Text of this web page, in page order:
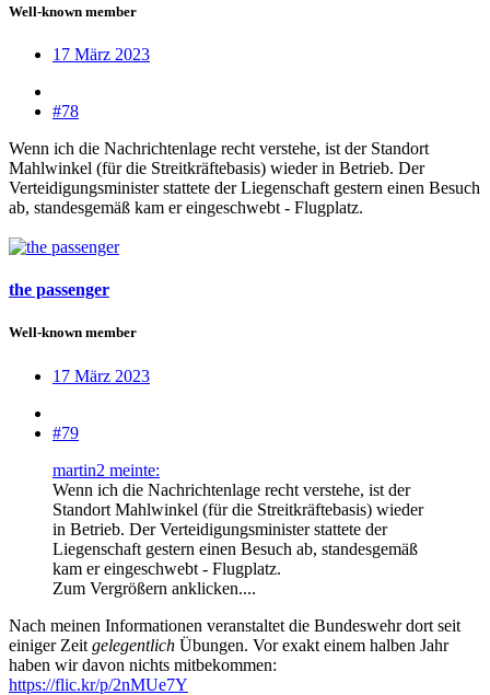
Well-known member
17 März 2023
#78
Wenn ich die Nachrichtenlage recht verstehe, ist der Standort
Mahlwinkel (für die Streitkräftebasis) wieder in Betrieb. Der
Verteidigungsminister stattete der Liegenschaft gestern einen Besuch
ab, standesgemäß kam er eingeschwebt - Flugplatz.
the passenger
Well-known member
17 März 2023
#79
martin2 meinte:
Wenn ich die Nachrichtenlage recht verstehe, ist der
Standort Mahlwinkel (für die Streitkräftebasis) wieder
in Betrieb. Der Verteidigungsminister stattete der
Liegenschaft gestern einen Besuch ab, standesgemäß
kam er eingeschwebt - Flugplatz.
Zum Vergrößern anklicken....
Nach meinen Informationen veranstaltet die Bundeswehr dort seit
einiger Zeit gelegentlich Übungen. Vor exakt einem halben Jahr
haben wir davon nichts mitbekommen:
https://flic.kr/p/2nMUe7Y